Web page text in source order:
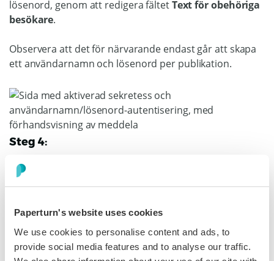
Paperturn's website uses cookies
We use cookies to personalise content and ads, to
provide social media features and to analyse our traffic.
lösenord, genom att redigera fältetText för obehöriga
besökare.
Observera att det för närvarande endast går att skapa
ett användarnamn och lösenord per publikation.
Steg 4:
En förhandsvisning av vad dina läsare kommer att se
visas till höger på skärmen. Klicka på
med användarnamn och lösenord.